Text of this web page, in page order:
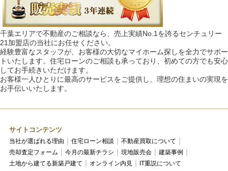
千葉エリアで不動産のご相談なら、売上実績No.1を誇るセンチュリー
21加盟店の当社にお任せください。
経験豊富なスタッフが、お客様の大切なマイホーム探しを全力でサポー
トいたします。住宅ローンのご相談も承っており、初めての方でも安心
してお手続きいただけます。
お客様一人ひとりに最高のサービスをご提供し、理想の住まいの実現を
お手伝いいたします。
サイトコンテンツ
当社が選ばれる理由 住宅ローン相談
不動産買取について
売却査定フォーム
今月の最新チラシ 現地販売会
建築事例
土地から建てる新築戸建て
オンライン内見 IT重説について